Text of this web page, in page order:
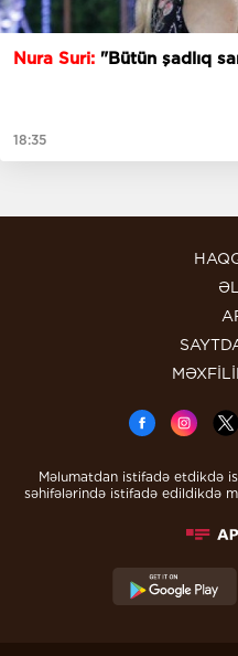
Nura Suri: "Bütün şadlıq
18:35
Məlumatdan istifadə etdikdə
səhifələrində istifadə edildikdə